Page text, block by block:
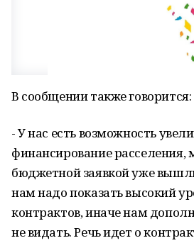
В сообщении также говорится:
- У нас есть возможность
финансирование расселения,
бюджетной заявкой уже
нам надо показать высокий
контрактов, иначе нам
не видать. Речь идет о